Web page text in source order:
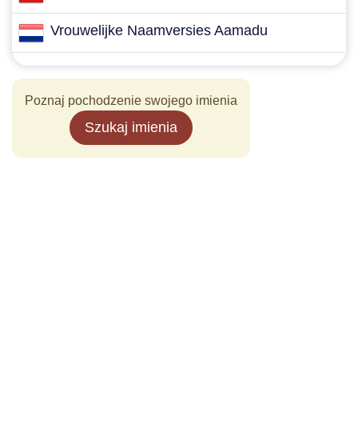
Vrouwelijke Naamversies Aamadu
Poznaj pochodzenie swojego imienia
Szukaj imienia